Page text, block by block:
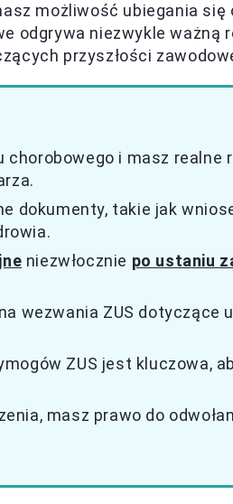
możliwość ubiegania
odgrywa niezwykle ważną
przyszłości
chorobowego i masz realne
dokumenty, takie jak
niezwłocznie po ustaniu
wezwania ZUS dotyczące
ZUS jest kluczowa,
masz prawo do